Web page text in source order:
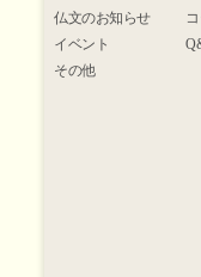
仏文のお知らせ
イベント
その他